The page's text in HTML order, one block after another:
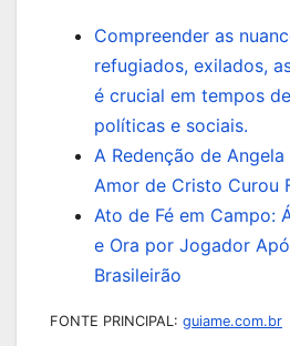
Compreender as
refugiados, exilados,
é crucial em tempos
políticas e sociais.
A Redenção de
Amor de Cristo Curou
Ato de Fé em Campo:
e Ora por Jogador
Brasileirão
FONTE PRINCIPAL: guiame.com.br